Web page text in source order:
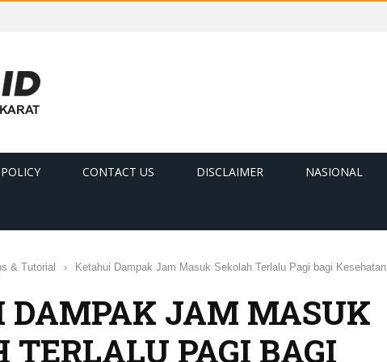
CONTACT US DISCLAIMER NASIONAL
& Tutorial › Ketahui Dampak Jam Masuk Sekolah Terlalu Pagi bagi Kesehatan
DAMPAK JAM MASUK
TERLALU PAGI BAGI